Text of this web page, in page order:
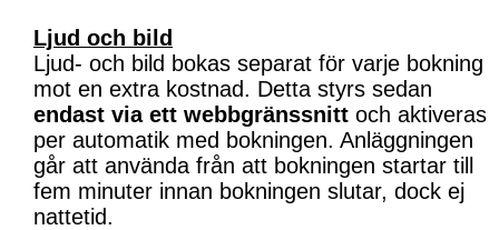
Ljud och bild
Ljud- och bild bokas separat för varje bokning
mot en extra kostnad. Detta styrs sedan
endast via ett webbgränssnitt och aktiveras
per automatik med bokningen. Anläggningen
går att använda från att bokningen startar till
fem minuter innan bokningen slutar, dock ej
nattetid.